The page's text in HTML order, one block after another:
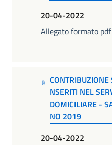
20-04-2022
Allegato formato pdf
CONTRIBUZIONE
NSERITI NEL
DOMICILIARE -
NO 2019
20-04-2022